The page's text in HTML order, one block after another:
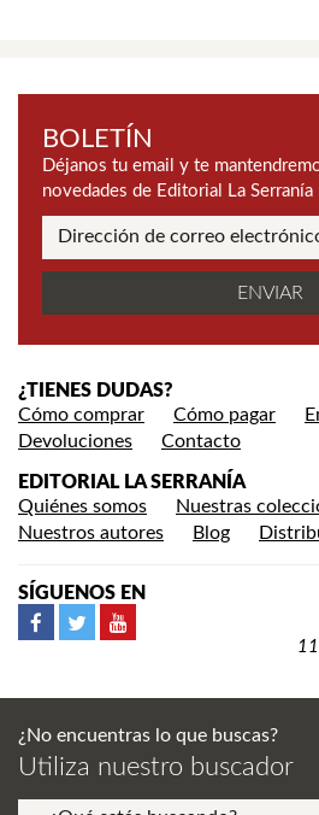
BOLETÍN
Déjanos tu email y te
novedades de Editorial La Serranía
¿TIENES DUDAS?
Cómo comprar
Cómo pagar
Devoluciones
Contacto
EDITORIAL LA SERRANÍA
Quiénes somos
Nuestras
Nuestros autores
Blog
SÍGUENOS EN
¿No encuentras lo que buscas?
Utiliza nuestro buscador